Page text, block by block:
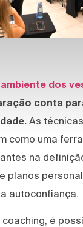
dos
conta
As
como uma
na
planos
autoconfiança.
coaching, é